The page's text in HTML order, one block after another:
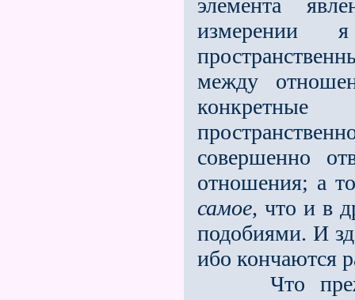
элемента
измерении
между
совершенно
отношения; а
самое, что и в
подобиями. И
ибо кончаются
Что прежде